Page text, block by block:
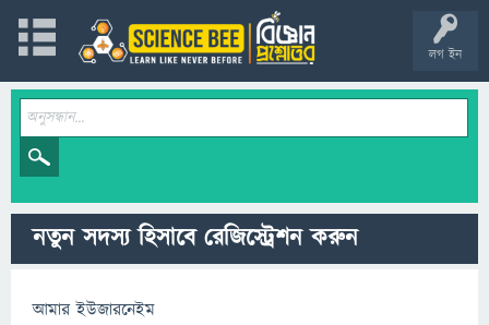
লগ ইন
নতুন সদস্য হিসাবে রেজিস্ট্রেশন করুন
আমার ইউজারনেইম